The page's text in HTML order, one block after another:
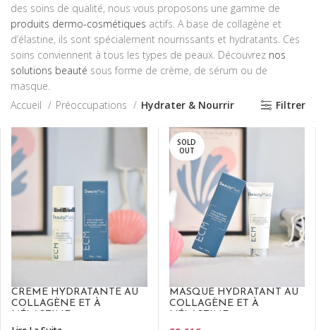
des soins de qualité, nous vous proposons une gamme de
produits dermo-cosmétiques actifs. A base de collagène et
d’élastine, ils sont spécialement nourrissants et hydratants. Ces
soins conviennent à tous les types de peaux. Découvrez nos
solutions beauté sous forme de crème, de sérum ou de
masque.
Accueil
Préoccupations Hydrater & Nourrir Filtrer
CRÈME HYDRATANTE AU
COLLAGÈNE ET À
SOLD
OUT
MASQUE HYDRATANT AU
COLLAGÈNE ET À